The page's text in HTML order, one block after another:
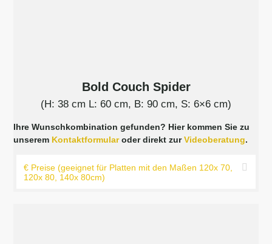
Bold Couch Spider
(H: 38 cm L: 60 cm, B: 90 cm, S: 6×6 cm)
Ihre Wunschkombination gefunden? Hier kommen Sie zu
unserem Kontaktformularoder direkt zurVideoberatung.
€ Preise (geeignet für Platten mit den Maßen 120x 70,
120x 80, 140x 80cm)